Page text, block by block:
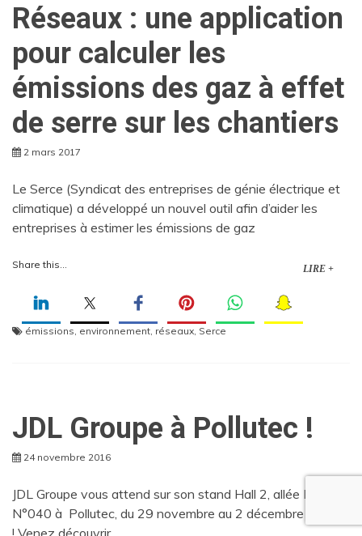
Réseaux : une application
pour calculer les
émissions des gaz à effet
de serre sur les chantiers
2 mars 2017
Le Serce (Syndicat des entreprises de génie électrique et
climatique) a développé un nouvel outil afin d’aider les
entreprises à estimer les émissions de gaz
Share this... LIRE +
émissions environnement réseaux Serce
JDL Groupe à Pollutec !
24 novembre 2016
JDL Groupe vous attend sur son stand Hall 2, allée KB
N°040 à Pollutec, du 29 novembre au 2 décembre à Lyon
! Venez découvrir